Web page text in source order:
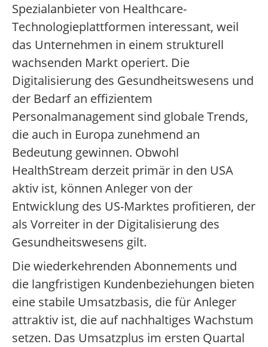
Spezialanbieter von Healthcare-
Technologieplattformen interessant, weil
das Unternehmen in einem strukturell
wachsenden Markt operiert. Die
Digitalisierung des Gesundheitswesens und
der Bedarf an effizientem
Personalmanagement sind globale Trends,
die auch in Europa zunehmend an
Bedeutung gewinnen. Obwohl
HealthStream derzeit primär in den USA
aktiv ist, können Anleger von der
Entwicklung des US-Marktes profitieren, der
als Vorreiter in der Digitalisierung des
Gesundheitswesens gilt.
Die wiederkehrenden Abonnements und
die langfristigen Kundenbeziehungen bieten
eine stabile Umsatzbasis, die für Anleger
attraktiv ist, die auf nachhaltiges Wachstum
setzen. Das Umsatzplus im ersten Quartal